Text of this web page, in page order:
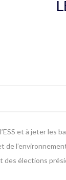
et à jeter les
de
des élections